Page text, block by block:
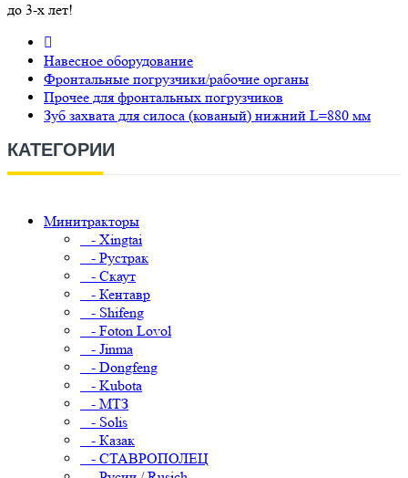
до 3-х лет!
Навесное оборудование
Фронтальные погрузчики/рабочие органы
Прочее для фронтальных погрузчиков
Зуб захвата для силоса (кованый) нижний L=880 мм
КАТЕГОРИИ
Минитракторы
- Xingtai
- Рустрак
- Скаут
- Кентавр
- Shifeng
- Foton Lovol
- Jinma
- Dongfeng
- Kubota
- МТЗ
- Solis
- Казак
- СТАВРОПОЛЕЦ